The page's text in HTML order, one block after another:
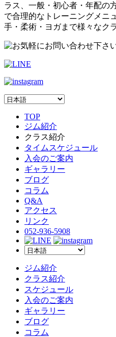
ラス、一般・初心者・年配の
で合理的なトレーニングメニ
手・柔術・ヨガまで様々なク
TOP
ジム紹介
クラス紹介
タイムスケジュール
入会のご案内
ギャラリー
ブログ
コラム
Q&A
アクセス
リンク
052-936-5908
ジム紹介
クラス紹介
スケジュール
入会のご案内
ギャラリー
ブログ
コラム